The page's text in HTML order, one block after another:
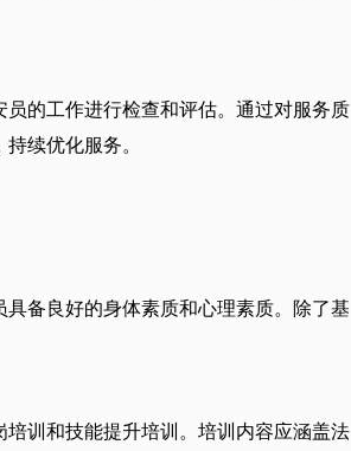
的工作进行检查和评估。通过对服务质
续优化服务。
备良好的身体素质和心理素质。除了基
训和技能提升培训。培训内容应涵盖法